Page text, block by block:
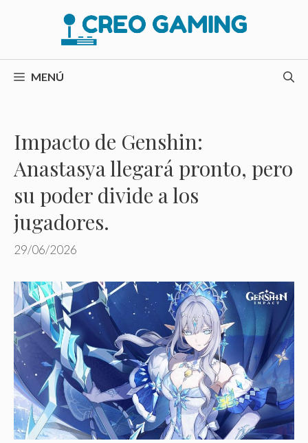
MENÚ
Impacto de Genshin:
Anastasya llegará pronto, pero
su poder divide a los
jugadores.
29/06/2026